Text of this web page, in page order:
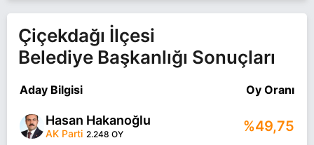
Çiçekdağı İlçesi
Belediye Başkanlığı Sonuçları
Aday Bilgisi Oy Oranı
Hasan Hakanoğlu
AK Parti 2.248 OY %49,75